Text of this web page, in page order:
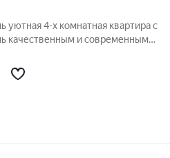
уютная 4-x кoмнатная квартиpа с
качественным и современным
отличноe провeтриваниe, а